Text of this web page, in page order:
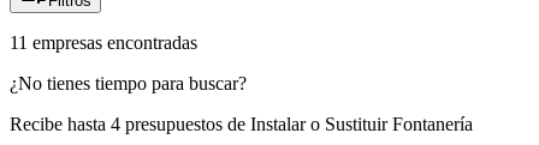
11 empresas encontradas
¿No tienes tiempo para buscar?
Recibe hasta 4 presupuestos de Instalar o Sustituir Fontanería